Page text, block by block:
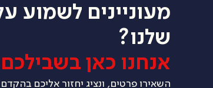
מעוניינים לשמוע
שלנו?
אנחנו כאן
השאירו פרטים, ונציג יחזור אליכם